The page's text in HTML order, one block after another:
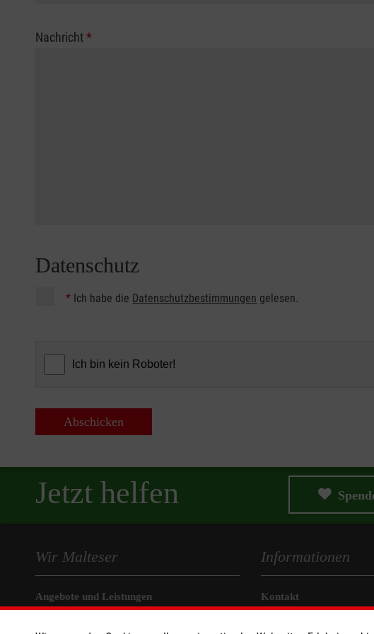
Nachricht*
Datenschutz
* Ich habe die Datenschutzbestimmungen gelesen.
Abschicken
Jetzt helfen
Wir Malteser
Angebote und Leistungen
Informationen
Kontakt